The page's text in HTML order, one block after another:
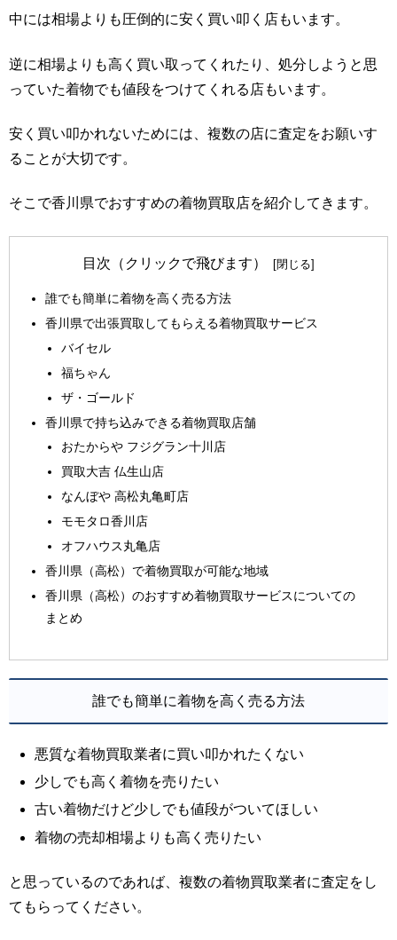
中には相場よりも圧倒的に安く買い叩く店もいます。
逆に相場よりも高く買い取ってくれたり、処分しようと思
っていた着物でも値段をつけてくれる店もいます。
安く買い叩かれないためには、複数の店に査定をお願いす
ることが大切です。
そこで香川県でおすすめの着物買取店を紹介してきます。
目次（クリックで飛びます）
誰でも簡単に着物を高く売る方法
香川県で出張買取してもらえる着物買取サービス
バイセル
福ちゃん
ザ・ゴールド
香川県で持ち込みできる着物買取店舗
おたからや フジグラン十川店
買取大吉 仏生山店
なんぼや 高松丸亀町店
モモタロ香川店
オフハウス丸亀店
香川県（高松）で着物買取が可能な地域
香川県（高松）のおすすめ着物買取サービスについての
まとめ
誰でも簡単に着物を高く売る方法
悪質な着物買取業者に買い叩かれたくない
少しでも高く着物を売りたい
古い着物だけど少しでも値段がついてほしい
着物の売却相場よりも高く売りたい
と思っているのであれば、複数の着物買取業者に査定をし
てもらってください。